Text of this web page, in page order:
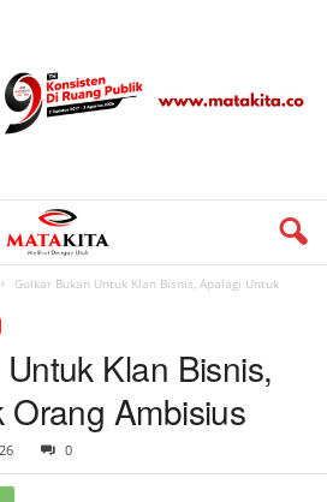
Golkar Bukan Untuk Klan Bisnis, Apalagi Untuk
Klan Bisnis,
Ambisius
0